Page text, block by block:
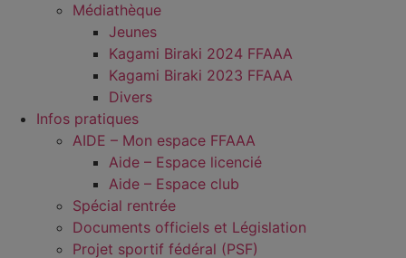
Médiathèque
Jeunes
Kagami Biraki 2024 FFAAA
Kagami Biraki 2023 FFAAA
Divers
Infos pratiques
AIDE – Mon espace FFAAA
Aide – Espace licencié
Aide – Espace club
Spécial rentrée
Documents officiels et Législation
Projet sportif fédéral (PSF)